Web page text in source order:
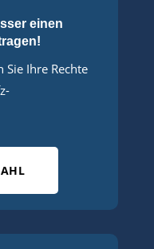
einen
Sie Ihre Rechte